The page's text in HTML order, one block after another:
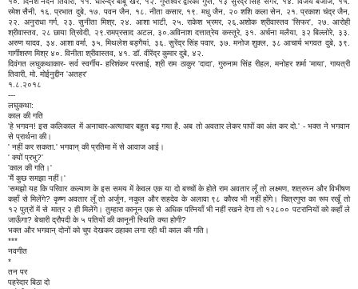
रमेश सैनी, १६. प्रभात दुबे, १७. पवन जैन, १८. नीता कसार, १९. मधु जैन, २० शशि कला सेन, २१. प्रकाश चंद्र जैन,
२२. अनुराधा गर्ग, २३. सुनीता मिश्र, २४. आशा भाटी, २५. राकेश भ्रमर, २६.अशोक श्रीवास्तव 'सिफर', २७. आरोही
श्रीवास्तव, २८ छाया त्रिवेदी, २९.रामप्रसाद अटल, ३०.अविनाश दत्तात्रेय कस्तूरे, ३१. अर्चना मलैया, ३२ बिल्लोरे, ३३.
अरुण यादव, ३४. आशा वर्मा, ३५, मिथलेश बड़गैयां, ३६. सुरेंद्र सिंह पवार, ३७. मनोज शुक्ल, ३८ आचार्य भगवत दुबे, ३९.
गार्गीशरण मिश्र ४०. विनीता श्रीवास्तव, ४१. डॉ. वीरेंद्र कुमार दुबे, ४२.
दिवंगत लघुकथाकार- सर्व स्वर्गीय- हरिशंकर परसाई, श्री राम ठाकुर 'दादा', गुरुनाम सिंह रीहल, मनोहर शर्मा 'माया', गायत्री
तिवारी, मो. मोईनुद्दीन 'अतहर'
१.८.२०१८
---
लघुकथा:
काल की गति
'हे भगवन! इस कलिकाल में अनाचार-अत्याचार बहुत बढ़ गया है. अब तो अवतार लेकर पापों का अंत कर दो.' - भक्त ने भगवान
से प्रार्थना की।
' नहीं कर सकता.' भगवान् की प्रतिमा में से आवाज आई।
' क्यों प्रभु?'
'काल की गति।'
'मैं कुछ समझा नहीं।'
'समझो यह कि परिवार कल्याण के इस समय में केवल एक या दो बच्चों के होते राम अवतार लूँ तो लक्ष्मण, शत्रुघ्न और विभीषण
कहाँ से मिलेंगे? कृष्ण अवतार लूँ तो अर्जुन, नकुल और सहदेव के अलावा ९८ कौरव भी नहीं होंगे। चित्रगुप्त का रूप रखूँ तो
१२ पुत्रों में से मात्र २ ही मिलेंगे। तुम्हारा कानून एक से अधिक पत्नियाँ भी नहीं रखने देगा तो १२८०० पटरानियों को कहाँ ले
जाऊँगा? बेचारी द्रौपदी के ५ पतियों की कानूनी स्थिति क्या होगी?
भक्त और भगवान् दोनों को चुप देखकर ठहाका लगा रही थी काल की गति।
***
नवगीत
*
तन पर
पहरेदार बिठा दो